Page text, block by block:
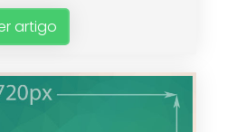
artigo